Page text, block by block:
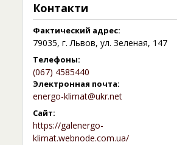
Контакти
Фактический адрес:
79035, г. Львов, ул. Зеленая, 147
Телефоны:
(067) 4585440
Электронная почта:
energo-klimat@ukr.net
Сайт:
https://galenergo-
klimat.webnode.com.ua/